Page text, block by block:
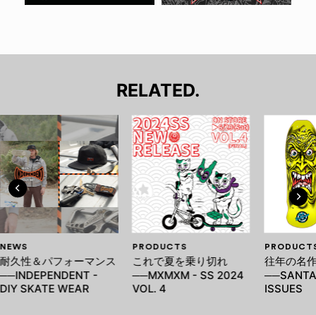
RELATED.
NEWS
耐久性＆パフォーマンス
──INDEPENDENT -
DIY SKATE WEAR
PRODUCTS
これで夏を乗り切れ
──MXMXM - SS 2024
VOL. 4
往年の名
ISSUES